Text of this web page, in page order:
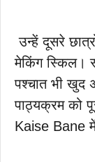
उन्हें दूसरे
मेकिंग स्किल।
पश्चात भी खुद
पाठ्यक्रम को
Kaise Bane में